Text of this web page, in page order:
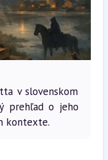
v slovenskom
prehľad o jeho
kontexte.